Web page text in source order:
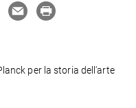
per la storia dell'arte